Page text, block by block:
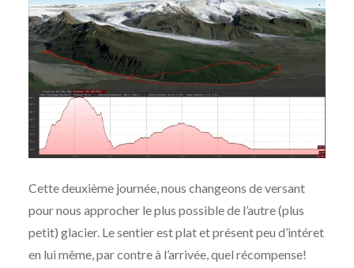
Cette deuxième journée, nous changeons de versant
pour nous approcher le plus possible de l’autre (plus
petit) glacier. Le sentier est plat et présent peu d’intéret
en lui même, par contre à l’arrivée, quel récompense!